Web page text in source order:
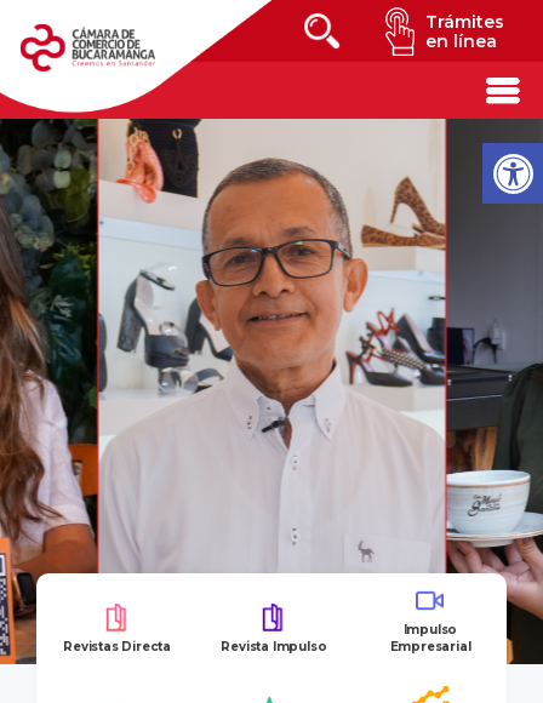
Trámites
en línea
Revistas Directa Revista Impulso
Impulso
Empresarial